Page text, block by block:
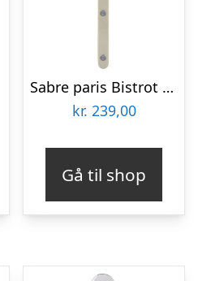
Sabre paris Bistrot Solid kagespade 27 cm, light kaki
kr. 239,00
Gå til shop